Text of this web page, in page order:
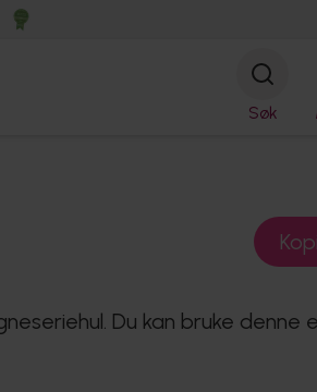
Søk
Du kan bruke denne